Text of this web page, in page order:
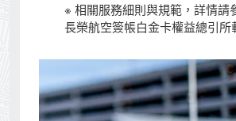
※ 相關服務細則與規範，詳情請
長榮航空簽帳白金卡權益總引所